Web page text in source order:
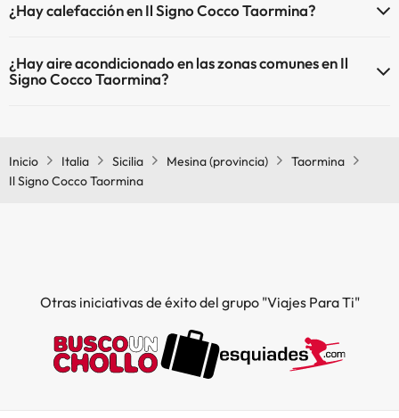
pago) Aquí tienes más info sobre la piscina y otras instalaciones.
Piscina Infantil (temporada verano).
¿Hay calefacción en Il Signo Cocco Taormina?
¿Hay aire acondicionado en las zonas comunes en Il
Signo Cocco Taormina?
Inicio
Italia Sicilia Mesina (provincia)
Taormina
Il Signo Cocco Taormina
Otras iniciativas de éxito del grupo "Viajes Para Ti"